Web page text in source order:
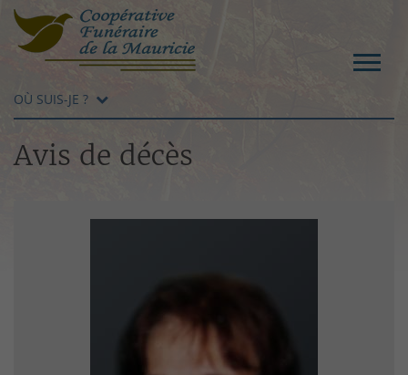
OÙ SUIS-JE ?
Avis de décès